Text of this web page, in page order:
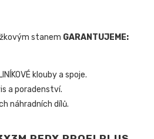
stanem GARANTUJEME:
klouby a spoje.
a poradenství.
náhradních dílů.